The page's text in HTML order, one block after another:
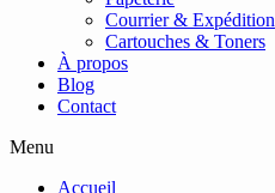
Courrier & Expédition
Cartouches & Toners
À propos
Blog
Contact
Menu
Accueil